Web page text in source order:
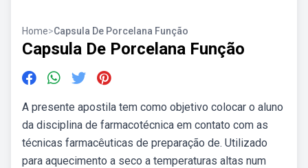
Home>Capsula De Porcelana Função
Capsula De Porcelana Função
A presente apostila tem como objetivo colocar o aluno
da disciplina de farmacotécnica em contato com as
técnicas farmacêuticas de preparação de. Utilizado
para aquecimento a seco a temperaturas altas num